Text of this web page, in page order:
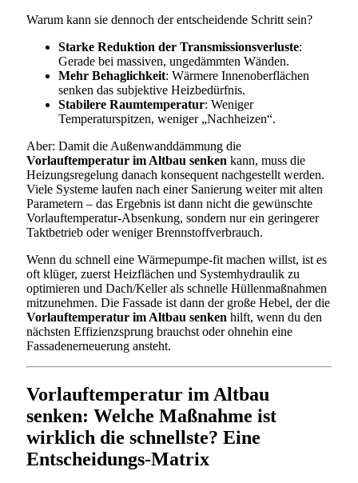
Warum kann sie dennoch der entscheidende Schritt sein?
Starke Reduktion der Transmissionsverluste:
Gerade bei massiven, ungedämmten Wänden.
Mehr Behaglichkeit: Wärmere Innenoberflächen
senken das subjektive Heizbedürfnis.
Stabilere Raumtemperatur: Weniger
Temperaturspitzen, weniger „Nachheizen“.
Aber: Damit die Außenwanddämmung die
Vorlauftemperatur im Altbau senken kann, muss die
Heizungsregelung danach konsequent nachgestellt werden.
Viele Systeme laufen nach einer Sanierung weiter mit alten
Parametern – das Ergebnis ist dann nicht die gewünschte
Vorlauftemperatur-Absenkung, sondern nur ein geringerer
Taktbetrieb oder weniger Brennstoffverbrauch.
Wenn du schnell eine Wärmepumpe-fit machen willst, ist es
oft klüger, zuerst Heizflächen und Systemhydraulik zu
optimieren und Dach/Keller als schnelle Hüllenmaßnahmen
mitzunehmen. Die Fassade ist dann der große Hebel, der die
Vorlauftemperatur im Altbau senken hilft, wenn du den
nächsten Effizienzsprung brauchst oder ohnehin eine
Fassadenerneuerung ansteht.
Vorlauftemperatur im Altbau
senken: Welche Maßnahme ist
wirklich die schnellste? Eine
Entscheidungs-Matrix